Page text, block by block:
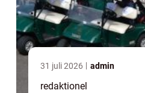
31 juli 2026 admin
redaktionel